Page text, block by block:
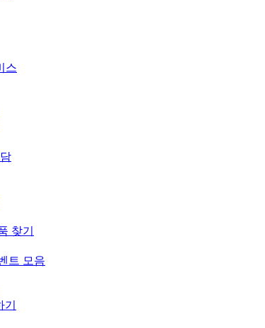
스
찾기
트 모음